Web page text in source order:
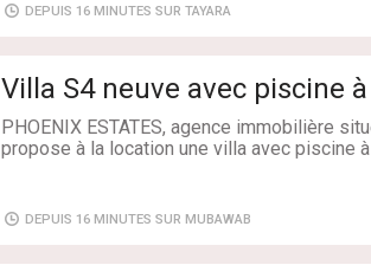
Superficie: 85 m²
DEPUIS 16 MINUTES SUR TAYARA
Villa S4 neuve avec piscine
PHOENIX ESTATES, agence immobilière
propose à la location une villa avec piscine à
-Au rez de chaussée: un salon, une cuisine
DEPUIS 16 MINUTES SUR MUBAWAB